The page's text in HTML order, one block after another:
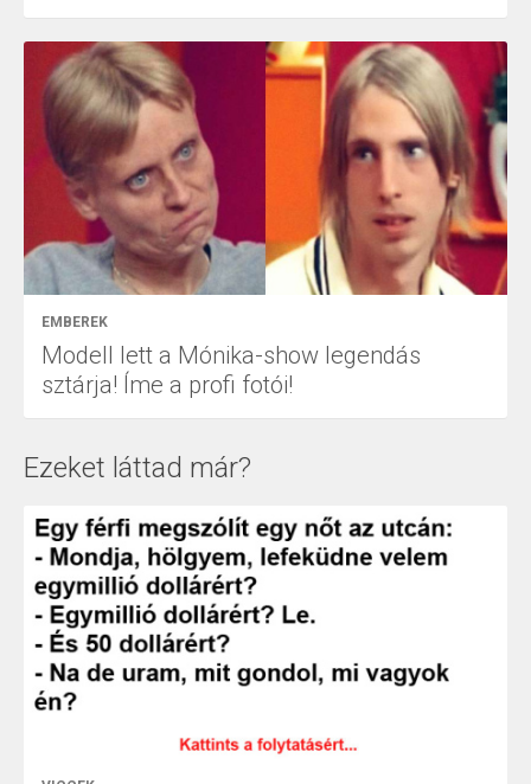
EMBEREK
Modell lett a Mónika-show legendás
sztárja! Íme a profi fotói!
Ezeket láttad már?